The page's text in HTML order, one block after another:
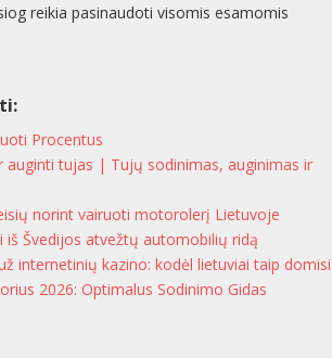
reikia pasinaudoti visomis esamomis
Procentus
auginti tujas | Tujų sodinimas, auginimas ir
norint vairuoti motorolerį Lietuvoje
iš Švedijos atvežtų automobilių ridą
internetinių kazino: kodėl lietuviai taip
2026: Optimalus Sodinimo Gidas